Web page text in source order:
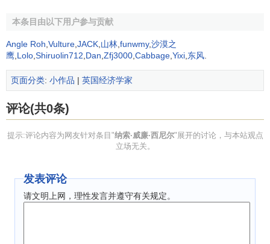
本条目由以下用户参与贡献
Angle Roh Vulture JACK 山林 funwmy,沙漠之
鹰 Lolo Shiruolin712 Dan Zfj3000 Cabbage Yixi 东风
页面分类: 小作品 | 英国经济学家
评论(共0条)
提示:评论内容为网友针对条目"纳索·威廉·西尼尔"展开的讨论，与本站观点
立场无关。
发表评论
请文明上网，理性发言并遵守有关规定。